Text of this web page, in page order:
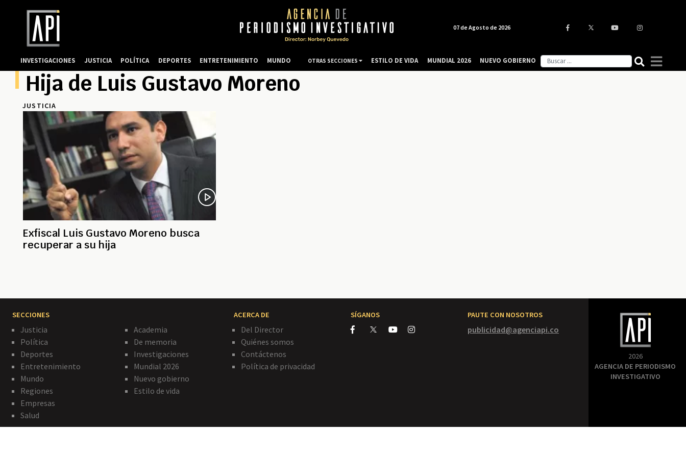
Hija de Luis Gustavo Moreno
JUSTICIA
Exfiscal Luis Gustavo Moreno busca
recuperar a su hija
SECCIONES
Justicia
Política
Deportes
Entretenimiento
Mundo
Regiones
Empresas
Salud
Academia
De memoria
Investigaciones
Mundial 2026
Nuevo gobierno
Estilo de vida
ACERCA DE
Del Director
Quiénes somos
Contáctenos
Política de privacidad
SÍGANOS PAUTE CON NOSOTROS
publicidad@agenciapi.co
2026
AGENCIA DE PERIODISMO
INVESTIGATIVO
07 de Agosto de 2026
INVESTIGACIONES JUSTICIA POLÍTICA DEPORTES ENTRETENIMIENTO MUNDO OTRAS SECCIONES ESTILO DE VIDA MUNDIAL 2026 NUEVO GOBIERNO